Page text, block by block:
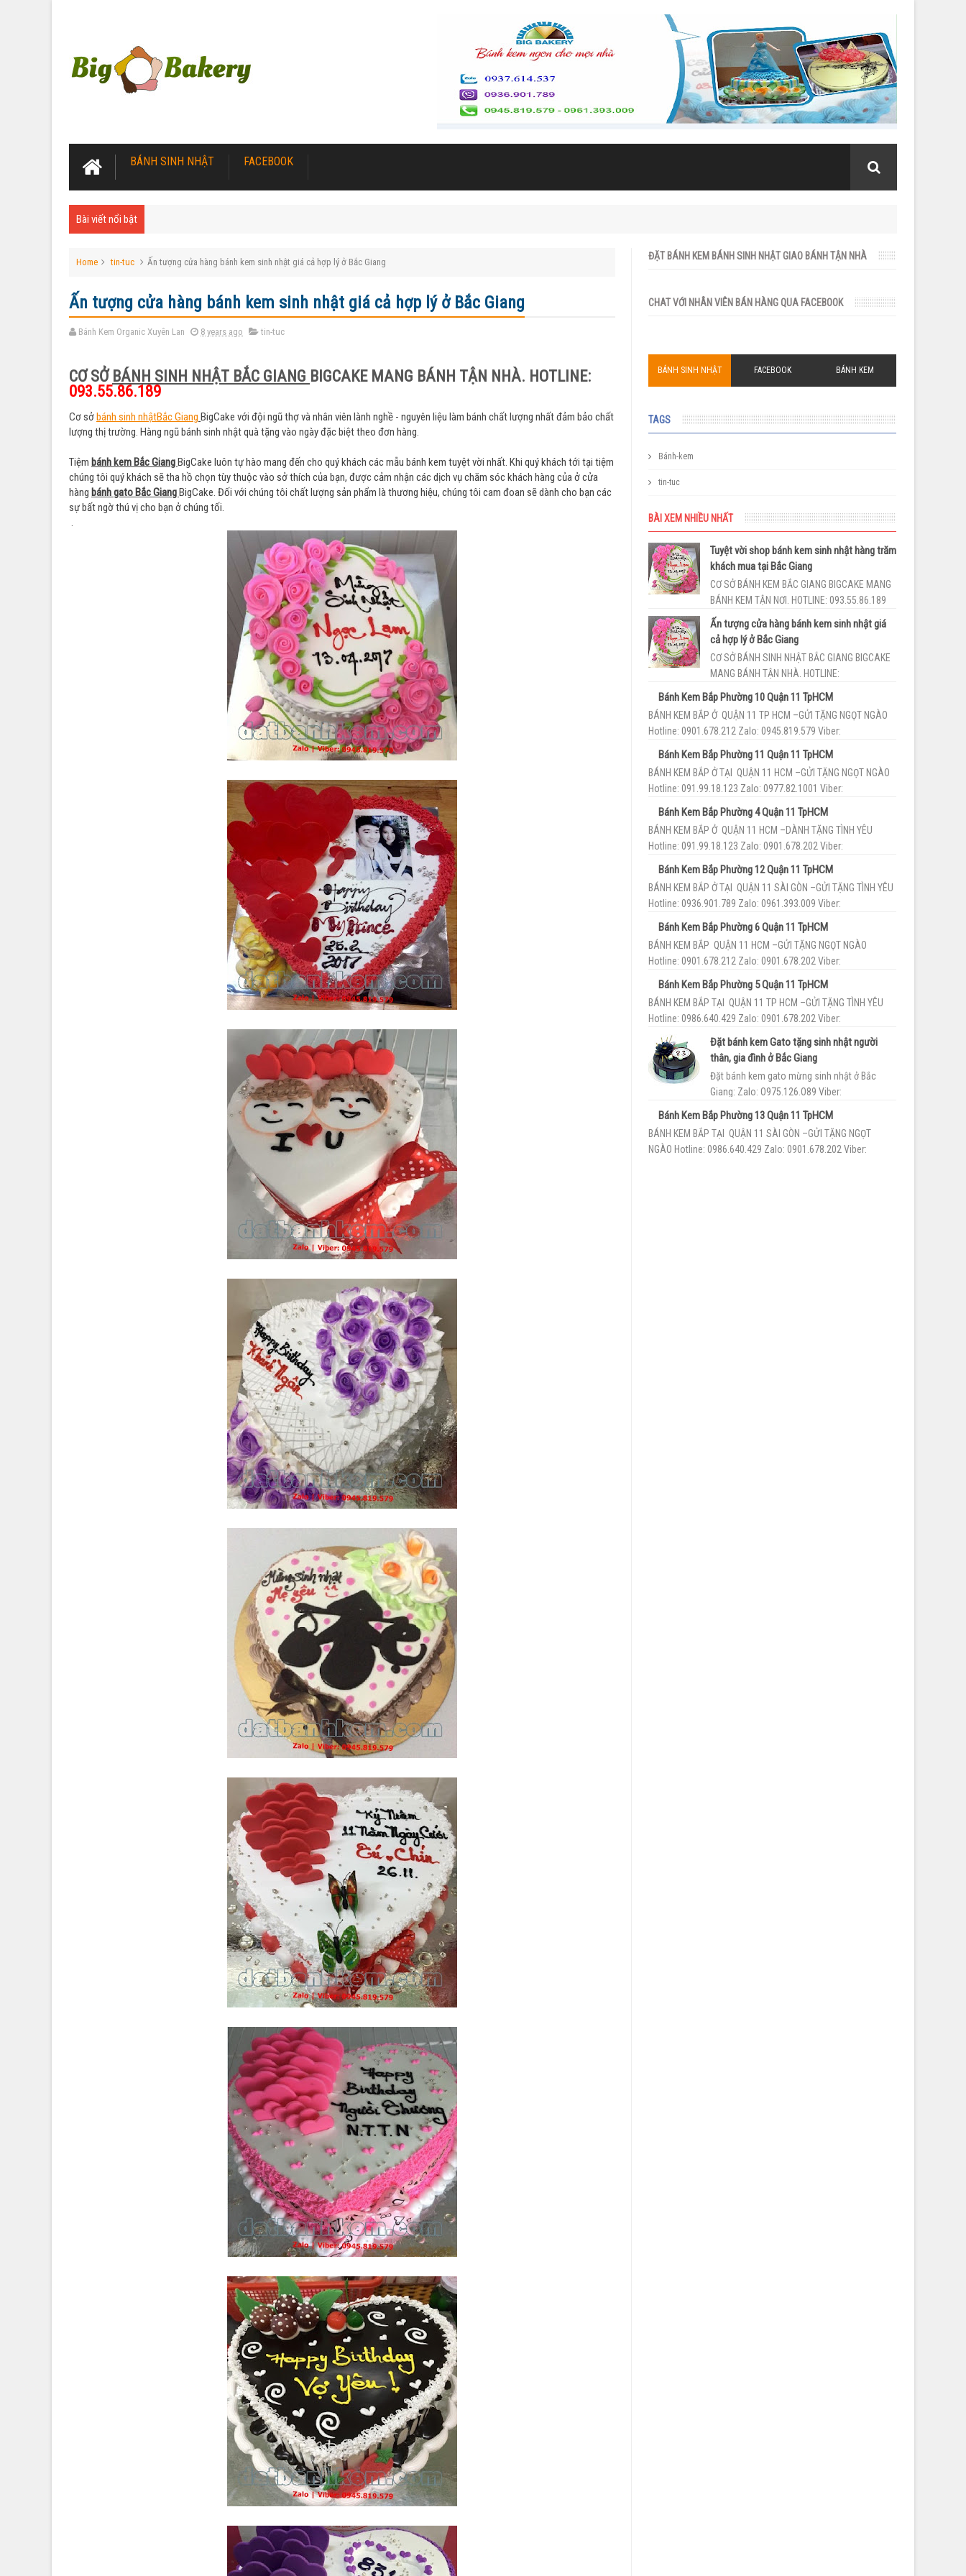
BÁNH SINH NHẬT FACEBOOK
Bài viết nổi bật
Home tin-tuc Ấn tượng cửa hàng bánh kem sinh nhật giá cả hợp lý ở Bắc Giang
Ấn tượng cửa hàng bánh kem sinh nhật giá cả hợp lý ở Bắc Giang
Bánh Kem Organic Xuyên Lan 8 years ago tin-tuc
CƠ SỞBÁNH SINH NHẬT BẮC GIANG BIGCAKE MANG BÁNH TẬN NHÀ. HOTLINE:
093.55.86.189
Cơ sởbánh sinh nhậtBắc Giang BigCake với đội ngũ thợ và nhân viên lành nghề - nguyên liệu làm bánh chất lượng nhất đảm bảo chất
lượng thị trường. Hàng ngũ bánh sinh nhật quà tặng vào ngày đặc biệt theo đơn hàng.
Tiệm bánh kem Bắc GiangBigCake luôn tự hào mang đến cho quý khách các mẫu bánh kem tuyệt vời nhất. Khi quý khách tới tại tiệm
chúng tôi quý khách sẽ tha hồ chọn tùy thuộc vào sở thích của bạn, được cảm nhận các dịch vụ chăm sóc khách hàng của ở cửa
hàng bánh gato Bắc GiangBigCake. Đối với chúng tôi chất lượng sản phẩm là thương hiệu, chúng tôi cam đoan sẽ dành cho bạn các
sự bất ngờ thú vị cho bạn ở chúng tối.
.
ĐẶT BÁNH KEM BÁNH SINH NHẬT GIAO BÁNH TẬN NHÀ
CHAT VỚI NHÂN VIÊN BÁN HÀNG QUA FACEBOOK
BÁNH SINH NHẬT FACEBOOK BÁNH KEM
TAGS
Bánh-kem
tin-tuc
BÀI XEM NHIỀU NHẤT
Tuyệt vời shop bánh kem sinh nhật hàng trăm
khách mua tại Bắc Giang
CƠ SỞ BÁNH KEM BẮC GIANG BIGCAKE MANG
BÁNH KEM TẬN NƠI. HOTLINE: 093.55.86.189
Shop bánh kem BắcGiang BigCake cùng với
phong cách làm...
Ấn tượng cửa hàng bánh kem sinh nhật giá
cả hợp lý ở Bắc Giang
CƠ SỞ BÁNH SINH NHẬT BẮC GIANG BIGCAKE
MANG BÁNH TẬN NHÀ. HOTLINE:
093.55.86.189 Cơ sở bánh sinh nhậtBắc Giang
BigCake với đội ngũ th...
Bánh Kem Bắp Phường 10 Quận 11 TpHCM
BÁNH KEM BẮP Ở QUẬN 11 TP HCM –GỬI TẶNG NGỌT NGÀO
Hotline: 0901.678.212 Zalo: 0945.819.579 Viber:
093.55.86.189 Cửa hàng bán...
Bánh Kem Bắp Phường 11 Quận 11 TpHCM
BÁNH KEM BẮP Ở TẠI QUẬN 11 HCM –GỬI TẶNG NGỌT NGÀO
Hotline: 091.99.18.123 Zalo: 0977.82.1001 Viber:
093.55.86.189 Cửa hàng b...
Bánh Kem Bắp Phường 4 Quận 11 TpHCM
BÁNH KEM BẮP Ở QUẬN 11 HCM –DÀNH TẶNG TÌNH YÊU
Hotline: 091.99.18.123 Zalo: 0901.678.202 Viber:
093.55.86.189 Shop bán bánh ...
Bánh Kem Bắp Phường 12 Quận 11 TpHCM
BÁNH KEM BẮP Ở TẠI QUẬN 11 SÀI GÒN –GỬI TẶNG TÌNH YÊU
Hotline: 0936.901.789 Zalo: 0961.393.009 Viber:
093.55.86.189 Tiệm bán...
Bánh Kem Bắp Phường 6 Quận 11 TpHCM
BÁNH KEM BẮP QUẬN 11 HCM –GỬI TẶNG NGỌT NGÀO
Hotline: 0901.678.212 Zalo: 0901.678.202 Viber:
093.55.86.189 Tiệm bán bánh kem...
Bánh Kem Bắp Phường 5 Quận 11 TpHCM
BÁNH KEM BẮP TẠI QUẬN 11 TP HCM –GỬI TẶNG TÌNH YÊU
Hotline: 0986.640.429 Zalo: 0901.678.202 Viber:
093.55.86.189 Cơ sở bán b...
Đặt bánh kem Gato tặng sinh nhật người
thân, gia đình ở Bắc Giang
Đặt bánh kem gato mừng sinh nhật ở Bắc
Giang: Zalo: O975.126.O89 Viber:
O936.9O.1789 Với phương châm chất lượng là
trên hết Tiệm Bánh ...
Bánh Kem Bắp Phường 13 Quận 11 TpHCM
BÁNH KEM BẮP TẠI QUẬN 11 SÀI GÒN –GỬI TẶNG NGỌT
NGÀO Hotline: 0986.640.429 Zalo: 0901.678.202 Viber: